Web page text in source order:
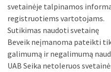
svetainėje talpinamos
registruotiems vartotojams.
Sutikimas naudoti svetainę
Beveik neįmanoma pateikti
galimumą ir negalimumą
UAB Seika netoleruos